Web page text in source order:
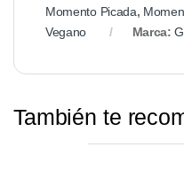
Momento Picada,
Vegano
Marca:
También te